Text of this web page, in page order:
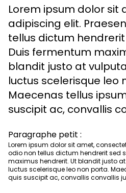
Lorem ipsum dolor sit
adipiscing elit.
tellus dictum
Duis fermentum
blandit justo at
luctus scelerisque leo
Maecenas tellus
suscipit ac, convallis
Paragraphe petit :
Lorem ipsum dolor sit amet,
odio non tellus dictum hendrerit sed
maximus hendrerit. Ut blandit justo
luctus scelerisque leo non porta.
quis suscipit ac, convallis convallis